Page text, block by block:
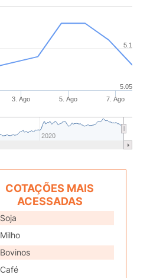
3. Ago 5. Ago 7. Ago
2020
5.05
5.1
COTAÇÕES MAIS
ACESSADAS
Soja
Milho
Bovinos
Café